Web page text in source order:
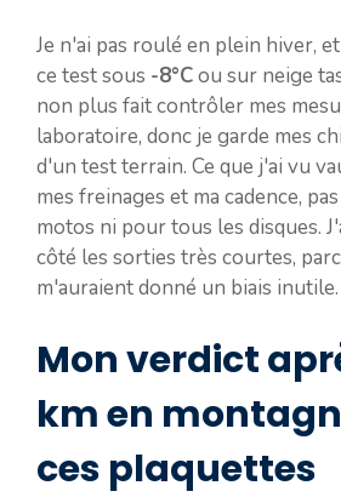
Je n'ai pas roulé en plein hiver,
ce test sous -8°Cou sur neige
non plus fait contrôler mes
laboratoire, donc je garde mes
d'un test terrain. Ce que j'ai vu
mes freinages et ma cadence,
motos ni pour tous les disques.
côté les sorties très courtes,
m'auraient donné un biais inutile.
Mon verdict
km en
ces plaquettes